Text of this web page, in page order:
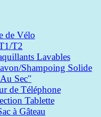
de Vélo
T2
Lavables
Shampoing Solide
Sec"
de Téléphone
Tablette
à Gâteau